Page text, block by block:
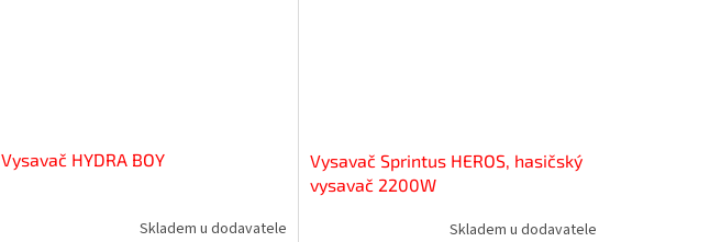
Vysavač HYDRA BOY
Skladem u dodavatele
Vysavač Sprintus HEROS, hasičský
vysavač 2200W
Skladem u dodavatele